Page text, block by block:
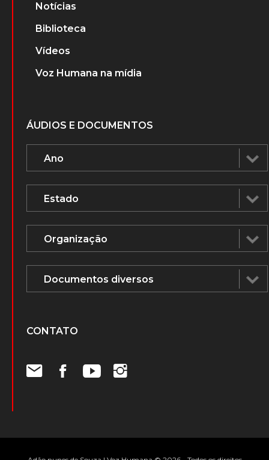
Notícias
Biblioteca
Vídeos
Voz Humana na mídia
ÁUDIOS E DOCUMENTOS
CONTATO